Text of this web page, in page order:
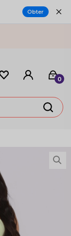
Obter
0